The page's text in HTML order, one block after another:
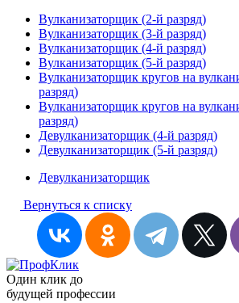
Вулканизаторщик (2-й разряд)
Вулканизаторщик (3-й разряд)
Вулканизаторщик (4-й разряд)
Вулканизаторщик (5-й разряд)
Вулканизаторщик кругов на
разряд)
Вулканизаторщик кругов на
разряд)
Девулканизаторщик (4-й разряд)
Девулканизаторщик (5-й разряд)
Девулканизаторщик
Вернуться к списку
Один клик до
будущей профессии